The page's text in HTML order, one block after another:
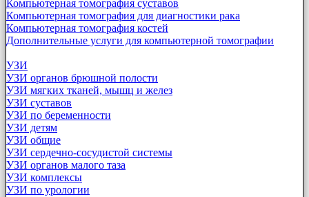
Компьютерная томография суставов
Компьютерная томография для диагностики рака
Компьютерная томография костей
Дополнительные услуги для компьютерной томографии
УЗИ
УЗИ органов брюшной полости
УЗИ мягких тканей, мышц и желез
УЗИ суставов
УЗИ по беременности
УЗИ детям
УЗИ общие
УЗИ сердечно-сосудистой системы
УЗИ органов малого таза
УЗИ комплексы
УЗИ по урологии